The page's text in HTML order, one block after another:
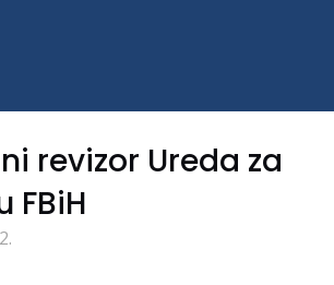
revizor Ureda za
FBiH